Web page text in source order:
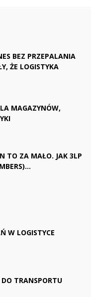
BEZ PRZEPALANIA
ŻE LOGISTYKA
MAGAZYNÓW,
TO ZA MAŁO. JAK 3LP
W LOGISTYCE
TRANSPORTU